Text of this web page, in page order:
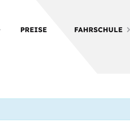
PREISE FAHRSCHULE